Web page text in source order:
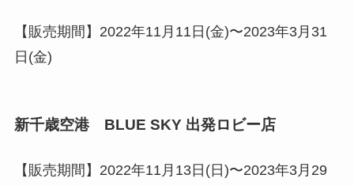
【販売期間】2022年11月11日(金)〜2023年3月31
日(金)
新千歳空港 BLUE SKY 出発ロビー店
【販売期間】2022年11月13日(日)〜2023年3月29